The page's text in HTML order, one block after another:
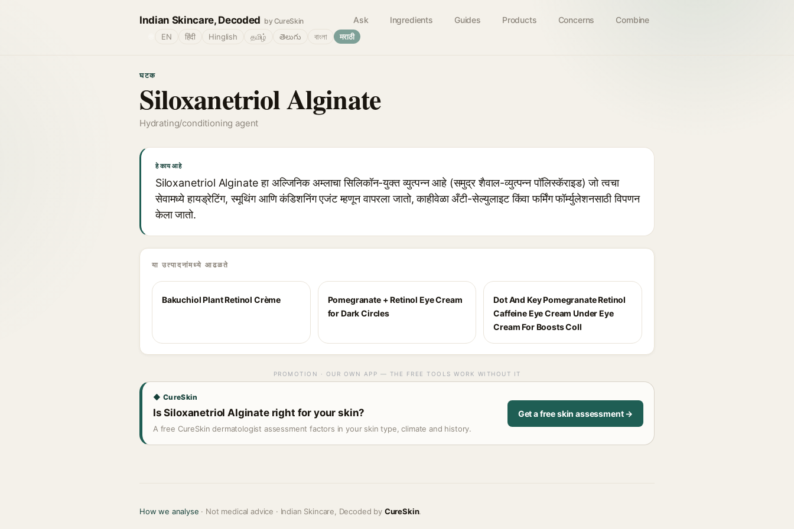
Indian Skincare, Decoded by CureSkin Ask Ingredients Guides Products Concerns Combine
EN हिंदी Hinglish தமிழ் తెలుగు বাংলা मराठी
घटक
Siloxanetriol Alginate
Hydrating/conditioning agent
हे काय आहे
Siloxanetriol Alginate हा अल्जिनिक अम्लाचा सिलिकॉन-युक्त व्युत्पन्न आहे (समुद्र शैवाल-व्युत्पन्न पॉलिस्कॅराइड) जो त्वचा
सेवामध्ये हायड्रेटिंग, स्मूथिंग आणि कंडिशनिंग एजंट म्हणून वापरला जातो, काहीवेळा अँटी-सेल्युलाइट किंवा फर्मिंग फॉर्म्युलेशनसाठी विपणन
केला जातो.
या उत्पादनांमध्ये आढळते
Bakuchiol Plant Retinol Crème
Pomegranate + Retinol Eye Cream
for Dark Circles
Dot And Key Pomegranate Retinol
Caffeine Eye Cream Under Eye
Cream For Boosts Coll
PROMOTION · OUR OWN APP — THE FREE TOOLS WORK WITHOUT IT
◆ CureSkin
Is Siloxanetriol Alginate right for your skin?
A free CureSkin dermatologist assessment factors in your skin type, climate and history.
Get a free skin assessment →
How we analyse · Not medical advice · Indian Skincare, Decoded by CureSkin.